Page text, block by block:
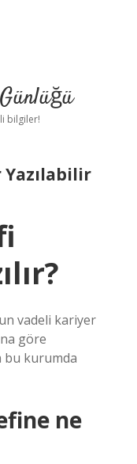
bilgiler!
vadeli kariyer
göre
bu kurumda
ne